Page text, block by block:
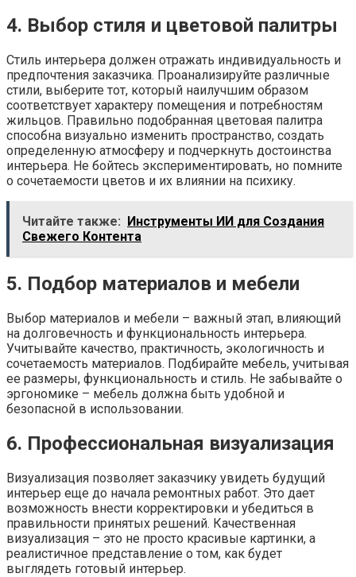
4. Выбор стиля и цветовой палитры
Стиль интерьера должен отражать индивидуальность и
предпочтения заказчика. Проанализируйте различные
стили, выберите тот, который наилучшим образом
соответствует характеру помещения и потребностям
жильцов. Правильно подобранная цветовая палитра
способна визуально изменить пространство, создать
определенную атмосферу и подчеркнуть достоинства
интерьера. Не бойтесь экспериментировать, но помните
о сочетаемости цветов и их влиянии на психику.
Читайте также: Инструменты ИИ для Создания
Свежего Контента
5. Подбор материалов и мебели
Выбор материалов и мебели – важный этап, влияющий
на долговечность и функциональность интерьера.
Учитывайте качество, практичность, экологичность и
сочетаемость материалов. Подбирайте мебель, учитывая
ее размеры, функциональность и стиль. Не забывайте о
эргономике – мебель должна быть удобной и
безопасной в использовании.
6. Профессиональная визуализация
Визуализация позволяет заказчику увидеть будущий
интерьер еще до начала ремонтных работ. Это дает
возможность внести корректировки и убедиться в
правильности принятых решений. Качественная
визуализация – это не просто красивые картинки, а
реалистичное представление о том, как будет
выглядеть готовый интерьер.